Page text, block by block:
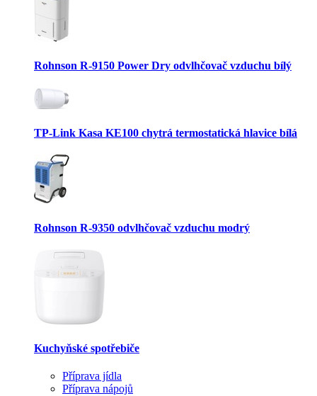
Rohnson R-9150 Power Dry odvlhčovač vzduchu bílý
TP-Link Kasa KE100 chytrá termostatická hlavice bílá
Rohnson R-9350 odvlhčovač vzduchu modrý
Kuchyňské spotřebiče
Příprava jídla
Příprava nápojů